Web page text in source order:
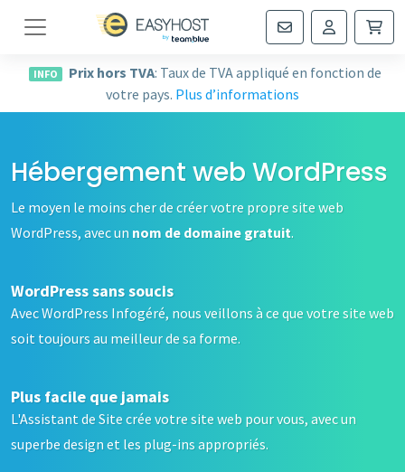
Navigation
INFO Prix hors TVA: Taux de TVA appliqué en fonction de
votre pays. Plus d’informations
Hébergement web WordPress
Le moyen le moins cher de créer votre propre site web
WordPress, avec un nom de domaine gratuit.
WordPress sans soucis
Avec WordPress Infogéré, nous veillons à ce que votre site web
soit toujours au meilleur de sa forme.
Plus facile que jamais
L'Assistant de Site crée votre site web pour vous, avec un
superbe design et les plug-ins appropriés.